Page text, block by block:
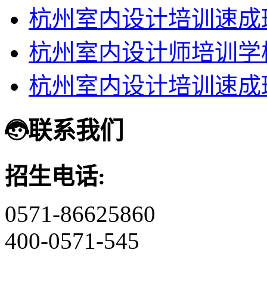
杭州室内设计培训速成
杭州室内设计师培训
杭州室内设计培训速成
联系我们
招生电话:
0571-86625860
400-0571-545